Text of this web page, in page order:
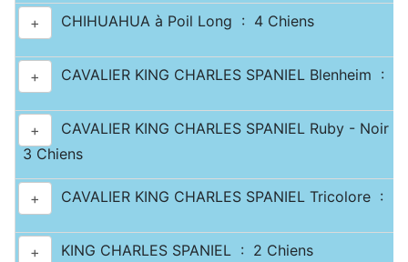
+ CHIHUAHUA à Poil Long : 4 Chiens
+ CAVALIER KING CHARLES SPANIEL Blenheim : 2
+
CAVALIER KING CHARLES SPANIEL Ruby - Noir
3 Chiens
+ CAVALIER KING CHARLES SPANIEL Tricolore : 2
+ KING CHARLES SPANIEL : 2 Chiens